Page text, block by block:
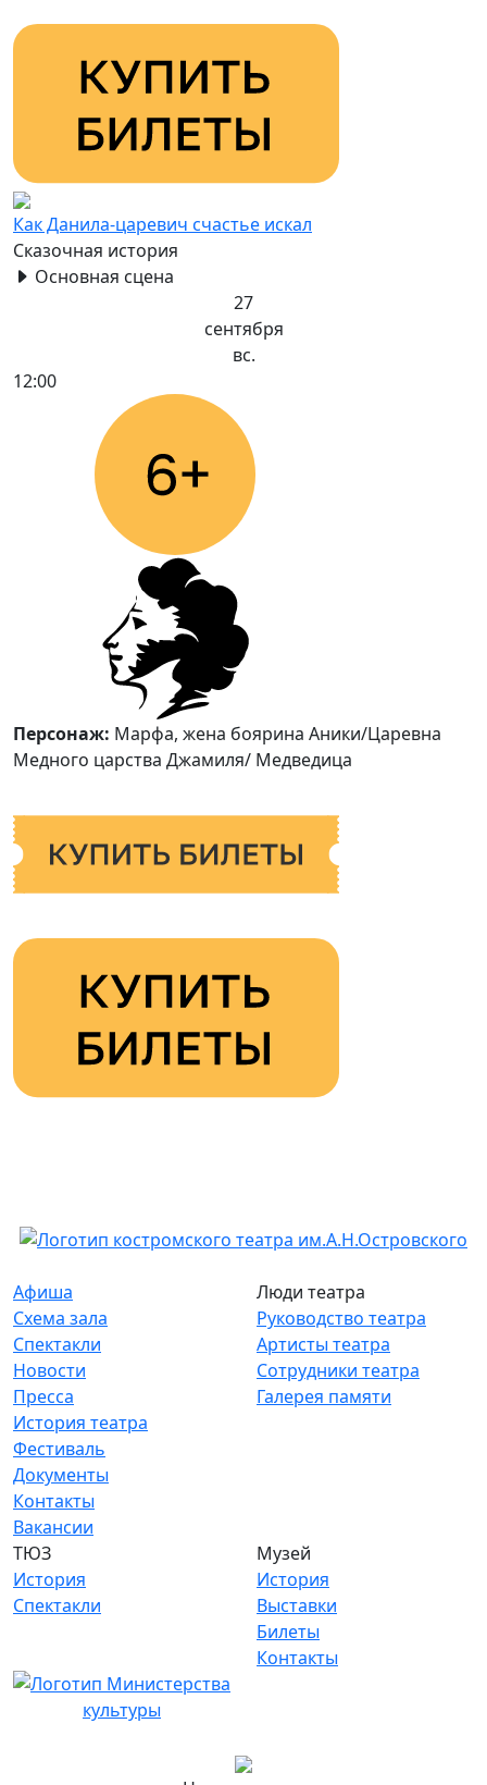
Как Данила-царевич счастье искал
Сказочная история
Основная сцена
27
сентября
вс.
12:00
Персонаж: Марфа, жена боярина Аники/Царевна
Медного царства Джамиля/ Медведица
Афиша
Схема зала
Спектакли
Новости
Пресса
История театра
Фестиваль
Документы
Контакты
Вакансии
Люди театра
Руководство театра
Артисты театра
Сотрудники театра
Галерея памяти
ТЮЗ
История
Спектакли
Музей
История
Выставки
Билеты
Контакты